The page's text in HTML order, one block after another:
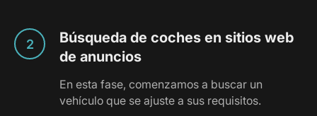
Búsqueda de coches en sitios web
de anuncios
En esta fase, comenzamos a buscar un
vehículo que se ajuste a sus requisitos.